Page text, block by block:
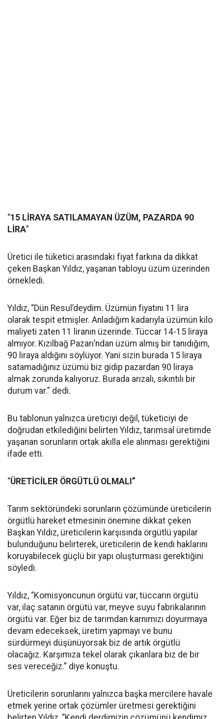
“15 LİRAYA SATILAMAYAN ÜZÜM, PAZARDA 90
LİRA”
Üretici ile tüketici arasındaki fiyat farkına da dikkat
çeken Başkan Yıldız, yaşanan tabloyu üzüm üzerinden
örnekledi.
Yıldız, “Dün Resul’deydim. Üzümün fiyatını 11 lira
olarak tespit etmişler. Anladığım kadarıyla üzümün kilo
maliyeti zaten 11 liranın üzerinde. Tüccar 14-15 liraya
almıyor. Kızılbağ Pazarı’ndan üzüm almış bir tanıdığım,
90 liraya aldığını söylüyor. Yani sizin burada 15 liraya
satamadığınız üzümü biz gidip pazardan 90 liraya
almak zorunda kalıyoruz. Burada arızalı, sıkıntılı bir
durum var.” dedi.
Bu tablonun yalnızca üreticiyi değil, tüketiciyi de
doğrudan etkilediğini belirten Yıldız, tarımsal üretimde
yaşanan sorunların ortak akılla ele alınması gerektiğini
ifade etti.
“ÜRETİCİLER ÖRGÜTLÜ OLMALI”
Tarım sektöründeki sorunların çözümünde üreticilerin
örgütlü hareket etmesinin önemine dikkat çeken
Başkan Yıldız, üreticilerin karşısında örgütlü yapılar
bulunduğunu belirterek, üreticilerin de kendi haklarını
koruyabilecek güçlü bir yapı oluşturması gerektiğini
söyledi.
Yıldız, “Komisyoncunun örgütü var, tüccarın örgütü
var, ilaç satanın örgütü var, meyve suyu fabrikalarının
örgütü var. Eğer biz de tarımdan karnımızı doyurmaya
devam edeceksek, üretim yapmayı ve bunu
sürdürmeyi düşünüyorsak biz de artık örgütlü
olacağız. Karşımıza tekel olarak çıkanlara biz de bir
ses vereceğiz.” diye konuştu.
Üreticilerin sorunlarını yalnızca başka mercilere havale
etmek yerine ortak çözümler üretmesi gerektiğini